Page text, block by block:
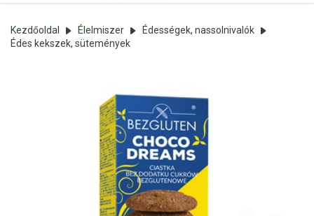
Kezdőoldal Élelmiszer
Édességek, nassolnivalók
Édes kekszek, sütemények